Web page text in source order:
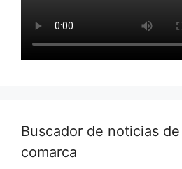
Buscador de noticias
comarca